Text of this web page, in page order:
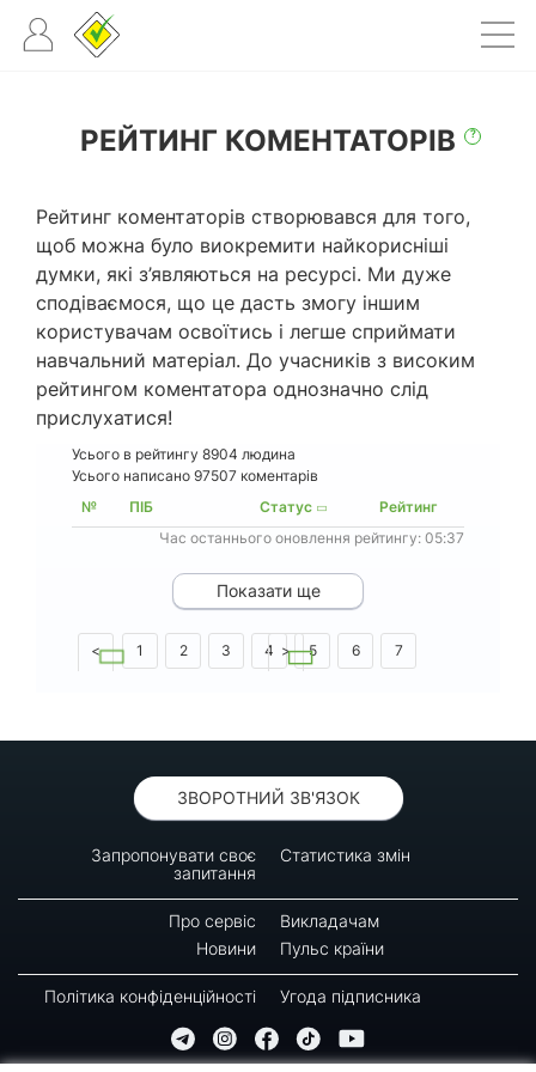
РЕЙТИНГ КОМЕНТАТОРІВ ?
Рейтинг коментаторів створювався для того,
щоб можна було виокремити найкорисніші
думки, які з’являються на ресурсі. Ми дуже
сподіваємося, що це дасть змогу іншим
користувачам освоїтись і легше сприймати
навчальний матеріал. До учасників з високим
рейтингом коментатора однозначно слід
прислухатися!
Усього в рейтингу 8904 людина
Усього написано 97507 коментарів
№
ПІБ Статус
Рейтинг
Час останнього оновлення рейтингу: 05:37
Показати ще
< 1 2 3 4 5 6 7
>
ЗВОРОТНИЙ ЗВ'ЯЗОК
Запропонувати своє
запитання
Статистика змін
Про сервіс
Викладачам
Новини
Пульс країни
Політика конфіденційності Угода підписника